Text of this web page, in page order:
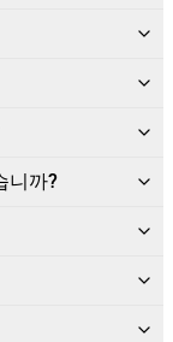
니까?